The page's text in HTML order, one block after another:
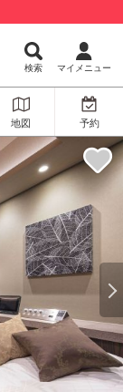
検索 マイメニュー
地図 予約